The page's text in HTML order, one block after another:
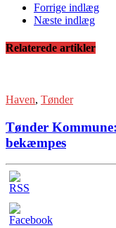
Forrige indlæg
Næste indlæg
Relaterede artikler
Haven, Tønder
Tønder
bekæmpes